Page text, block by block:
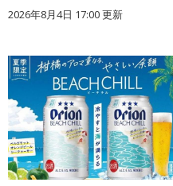
2026年8月4日 17:00更新